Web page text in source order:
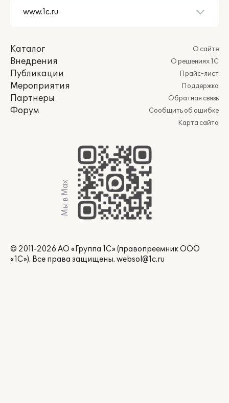
Каталог
Внедрения
Публикации
Мероприятия
Партнеры
Форум
О сайте
О решениях 1С
Прайс-лист
Поддержка
Обратная связь
Сообщить об ошибке
Карта сайта
Мы в Max
© 2011-2026 АО «Группа 1С» (правопреемник ООО
«1С»). Все права защищены. websol@1c.ru